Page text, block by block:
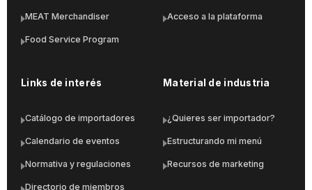
MEAT Merchandiser
Food Service Program
Acceso a la plataforma
Links de interés
Catálogo de importadores
Calendario de eventos
Normativa y regulaciones
Directorio de miembros
Material de industria
¿Quieres ser importador?
Estructurando mi menú
Recursos de marketing